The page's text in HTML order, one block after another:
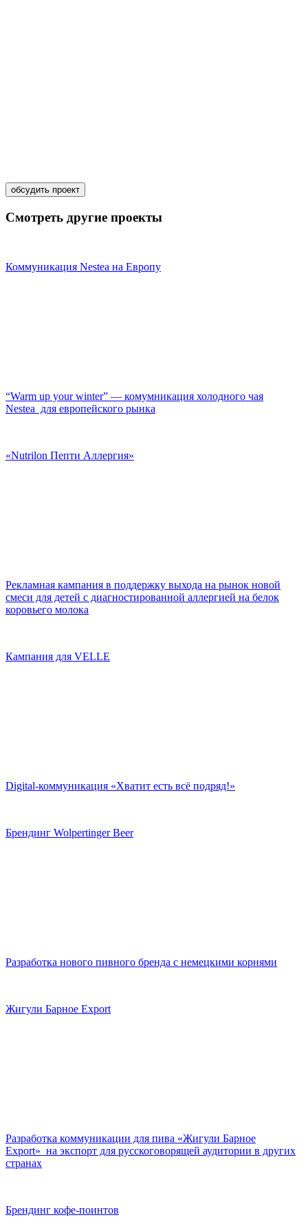
обсудить проект
Смотреть другие проекты
Коммуникация Nestea на Европу
“Warm up your winter” — комумникация холодного чая
Nestea для европейского рынка
«Nutrilon Пепти Аллергия»
Рекламная кампания в поддержку выхода на рынок новой
смеси для детей с диагностированной аллергией на белок
коровьего молока
Кампания для VELLE
Digital-коммуникация «Хватит есть всё подряд!»
Брендинг Wolpertinger Beer
Разработка нового пивного бренда с немецкими корнями
Жигули Барное Export
Разработка коммуникации для пива «Жигули Барное
Export» на экспорт для русскоговорящей аудитории в других
странах
Брендинг кофе-поинтов